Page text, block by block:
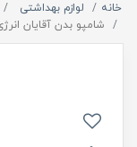
خانه لوازم بهداشتی
شامپو بدن آقایان